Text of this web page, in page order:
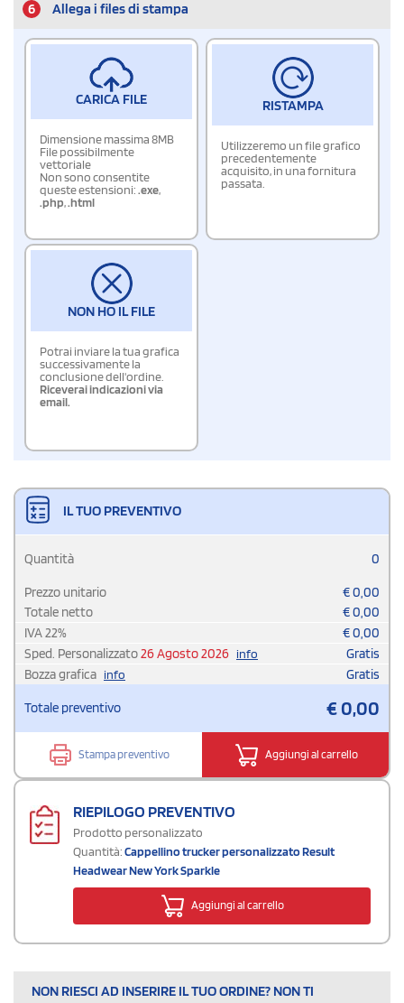
6 Allega i files di stampa
CARICA FILE
Dimensione massima 8MB
File possibilmente
vettoriale
Non sono consentite
queste estensioni:.exe,
.php,.html
RISTAMPA
Utilizzeremo un file grafico
precedentemente
acquisito, in una fornitura
passata.
NON HO IL FILE
Potrai inviare la tua grafica
successivamente la
conclusione dell'ordine.
Riceverai indicazioni via
email.
IL TUO PREVENTIVO
Quantità 0
Prezzo unitario €0,00
Totale netto
€0,00
IVA22% €0,00
Sped. Personalizzato26 Agosto 2026 info
Gratis
Bozza grafica info Gratis
Totale preventivo €0,00
Stampa preventivo Aggiungi al carrello
RIEPILOGO PREVENTIVO
Prodotto personalizzato
Quantità:Cappellino trucker personalizzato Result
Headwear New York Sparkle
Aggiungi al carrello
NON RIESCI AD INSERIRE IL TUO ORDINE? NON TI